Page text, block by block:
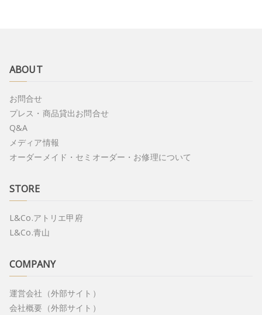
ABOUT
お問合せ
プレス・商品貸出お問合せ
Q&A
メディア情報
オーダーメイド・セミオーダー・お修理について
STORE
L&Co.アトリエ甲府
L&Co.青山
COMPANY
運営会社（外部サイト）
会社概要（外部サイト）